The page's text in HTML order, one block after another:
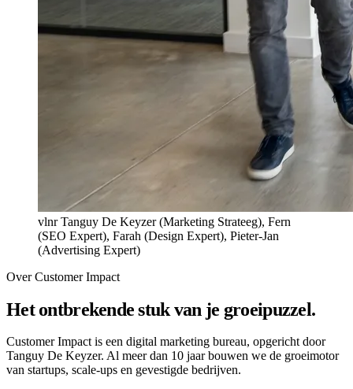
vlnr Tanguy De Keyzer (Marketing Strateeg), Fern
(SEO Expert), Farah (Design Expert), Pieter-Jan
(Advertising Expert)
Over Customer Impact
Het ontbrekende stuk van je groeipuzzel.
Customer Impact is een digital marketing bureau, opgericht door
Tanguy De Keyzer. Al meer dan 10 jaar bouwen we de groeimotor
van startups, scale-ups en gevestigde bedrijven.